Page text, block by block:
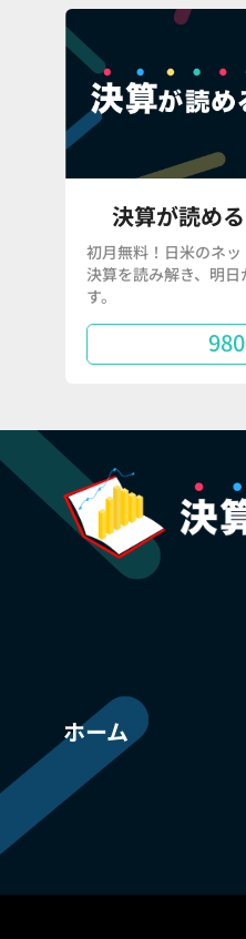
決算が読め
初月無料！日米のネッ
決算を読み解き、明
す。
980
ホーム